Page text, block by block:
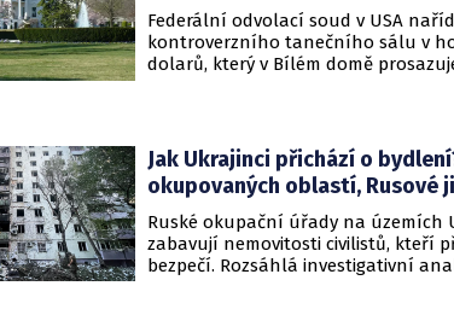
Federální odvolací soud v USA
kontroverzního tanečního sálu v
dolarů, který v Bílém domě
Jak Ukrajinci přichází o
okupovaných oblastí, Rusové
Ruské okupační úřady na územích
zabavují nemovitosti civilistů, kteří
bezpečí. Rozsáhlá investigativní